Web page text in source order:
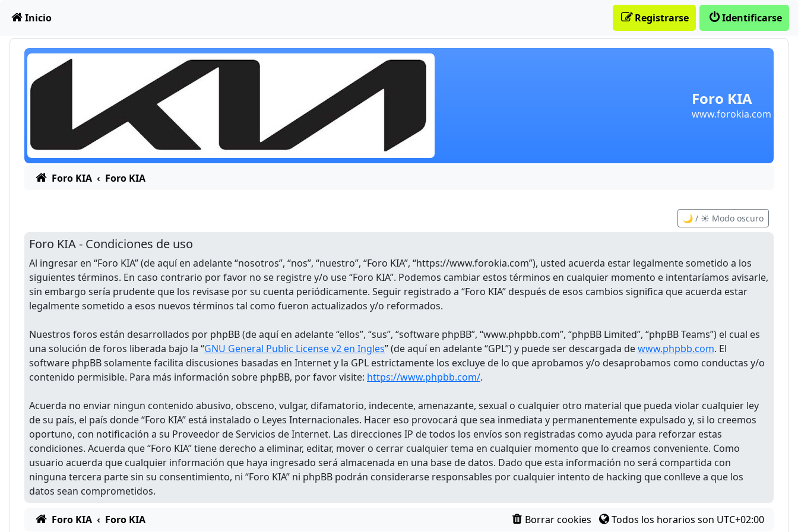
Obviar
Foro KIA
www.forokia.com
Inicio Identificarse
Registrarse
Foro KIA Foro KIA
🌙 / ☀️ Modo oscuro
Foro KIA - Condiciones de uso
Al ingresar en “Foro KIA” (de aquí en adelante “nosotros”, “nos”, “nuestro”, “Foro KIA”, “https://www.forokia.com”), usted acuerda estar legalmente sometido a los
siguientes términos. En caso contrario por favor no se registre y/o use “Foro KIA”. Podemos cambiar estos términos en cualquier momento e intentaríamos avisarle,
sin embargo sería prudente que los revisase por su cuenta periódicamente. Seguir registrado a “Foro KIA” después de esos cambios significa que acuerda estar
legalmente sometido a esos nuevos términos tal como fueron actualizados y/o reformados.
Nuestros foros están desarrollados por phpBB (de aquí en adelante “ellos”, “sus”, “software phpBB”, “www.phpbb.com”, “phpBB Limited”, “phpBB Teams”) el cual es
una solución de foros liberada bajo la “GNU General Public License v2 en Ingles” (de aquí en adelante “GPL”) y puede ser descargada dewww.phpbb.com. El
software phpBB solamente facilita discusiones basadas en Internet y la GPL estrictamente los excluye de lo que aprobamos y/o desaprobamos como conductas y/o
contenido permisible. Para más información sobre phpBB, por favor visite: https://www.phpbb.com/.
Acuerda no enviar ningun contenido abusivo, obsceno, vulgar, difamatorio, indecente, amenazante, sexual o cualquier otro material que pueda violar cualquier ley
de su país, el país donde “Foro KIA” está instalado o Leyes Internacionales. Hacer eso provocará que sea inmediata y permanentemente expulsado y, si lo creemos
oportuno, con notificación a su Proveedor de Servicios de Internet. Las direcciones IP de todos los envíos son registradas como ayuda para reforzar estas
condiciones. Acuerda que “Foro KIA” tiene derecho a eliminar, editar, mover o cerrar cualquier tema en cualquier momento que lo creamos conveniente. Como
usuario acuerda que cualquier información que haya ingresado será almacenada en una base de datos. Dado que esta información no será compartida con
ninguna tercera parte sin su consentimiento, ni “Foro KIA” ni phpBB podrán considerarse responsables por cualquier intento de hacking que conlleve a que los
datos sean comprometidos.
Foro KIA Foro KIA Borrar cookies Todos los horarios son UTC+02:00